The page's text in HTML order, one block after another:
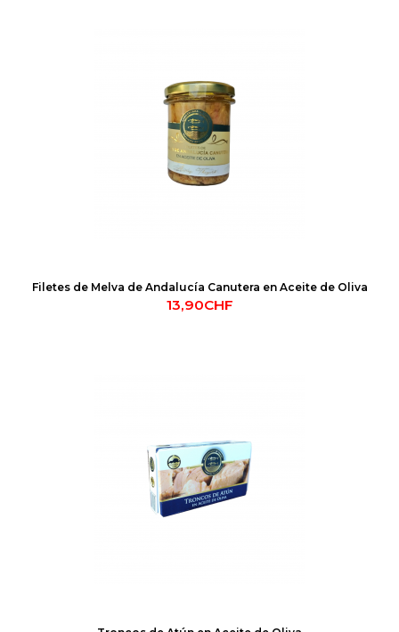
Filetes de Melva de Andalucía Canutera en Aceite de Oliva
13,90CHF